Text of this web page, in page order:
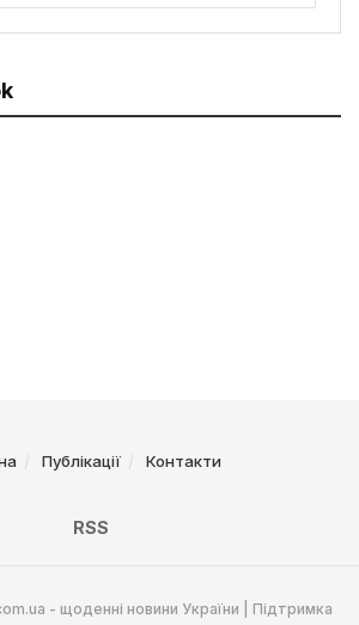
Публікації Контакти
RSS
- щоденні новини України | Підтримка